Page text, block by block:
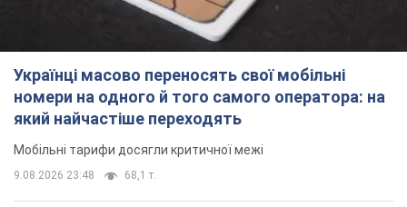
Українці масово переносять свої мобільні
номери на одного й того самого оператора: на
який найчастіше переходять
Мобільні тарифи досягли критичної межі
9.08.2026 23:48 68,1 т.